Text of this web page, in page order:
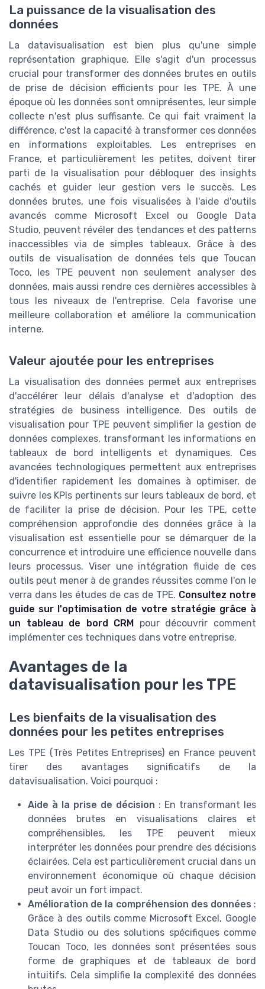
La puissance de la visualisation des
données
La datavisualisation est bien plus qu'une simple
représentation graphique. Elle s'agit d'un processus
crucial pour transformer des données brutes en outils
de prise de décision efficients pour les TPE. À une
époque où les données sont omniprésentes, leur simple
collecte n'est plus suffisante. Ce qui fait vraiment la
différence, c'est la capacité à transformer ces données
en informations exploitables. Les entreprises en
France, et particulièrement les petites, doivent tirer
parti de la visualisation pour débloquer des insights
cachés et guider leur gestion vers le succès. Les
données brutes, une fois visualisées à l'aide d'outils
avancés comme Microsoft Excel ou Google Data
Studio, peuvent révéler des tendances et des patterns
inaccessibles via de simples tableaux. Grâce à des
outils de visualisation de données tels que Toucan
Toco, les TPE peuvent non seulement analyser des
données, mais aussi rendre ces dernières accessibles à
tous les niveaux de l'entreprise. Cela favorise une
meilleure collaboration et améliore la communication
interne.
Valeur ajoutée pour les entreprises
La visualisation des données permet aux entreprises
d'accélérer leur délais d'analyse et d'adoption des
stratégies de business intelligence. Des outils de
visualisation pour TPE peuvent simplifier la gestion de
données complexes, transformant les informations en
tableaux de bord intelligents et dynamiques. Ces
avancées technologiques permettent aux entreprises
d'identifier rapidement les domaines à optimiser, de
suivre les KPIs pertinents sur leurs tableaux de bord, et
de faciliter la prise de décision. Pour les TPE, cette
compréhension approfondie des données grâce à la
visualisation est essentielle pour se démarquer de la
concurrence et introduire une efficience nouvelle dans
leurs processus. Viser une intégration fluide de ces
outils peut mener à de grandes réussites comme l'on le
verra dans les études de cas de TPE. Consultez notre
guide sur l'optimisation de votre stratégie grâce à
un tableau de bord CRM pour découvrir comment
implémenter ces techniques dans votre entreprise.
Avantages de la
datavisualisation pour les TPE
Les bienfaits de la visualisation des
données pour les petites entreprises
Les TPE (Très Petites Entreprises) en France peuvent
tirer des avantages significatifs de la
datavisualisation. Voici pourquoi :
Aide à la prise de décision : En transformant les
données brutes en visualisations claires et
compréhensibles, les TPE peuvent mieux
interpréter les données pour prendre des décisions
éclairées. Cela est particulièrement crucial dans un
environnement économique où chaque décision
peut avoir un fort impact.
Amélioration de la compréhension des données :
Grâce à des outils comme Microsoft Excel, Google
Data Studio ou des solutions spécifiques comme
Toucan Toco, les données sont présentées sous
forme de graphiques et de tableaux de bord
intuitifs. Cela simplifie la complexité des données